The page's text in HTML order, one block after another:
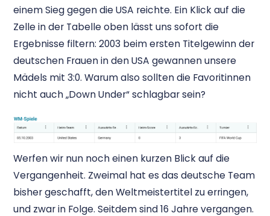
einem Sieg gegen die USA reichte. Ein Klick auf die
Zelle in der Tabelle oben lässt uns sofort die
Ergebnisse filtern: 2003 beim ersten Titelgewinn der
deutschen Frauen in den USA gewannen unsere
Mädels mit 3:0. Warum also sollten die Favoritinnen
nicht auch „Down Under“ schlagbar sein?
Werfen wir nun noch einen kurzen Blick auf die
Vergangenheit. Zweimal hat es das deutsche Team
bisher geschafft, den Weltmeistertitel zu erringen,
und zwar in Folge. Seitdem sind 16 Jahre vergangen.